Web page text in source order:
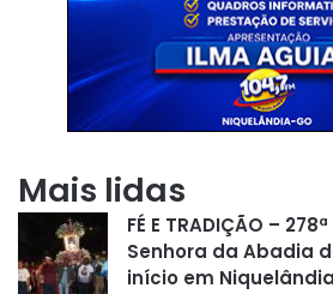
Mais lidas
FÉ E TRADIÇÃO –
Senhora da Abadia
início em Niquelândia